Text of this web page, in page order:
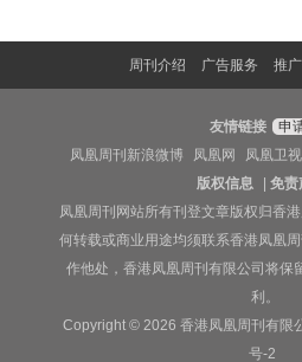
周刊介绍 广告服务 推
友情链接
申
凤凰周刊新浪微博
凤凰网 凤凰卫视
版权信息
|免责
凤凰周刊网站所有刊登文章版权归香
何转载或商业用途均须联系香港凤凰
作他处，香港凤凰周刊有限公司将保
利。
Copyright © 2026 香港凤凰周刊有限
号-2